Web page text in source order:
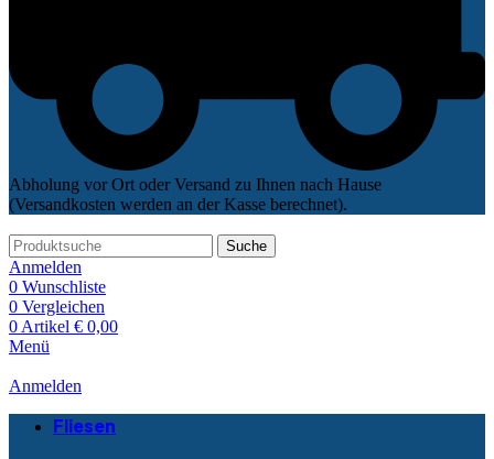
Abholung vor Ort oder Versand zu Ihnen nach Hause
(Versandkosten werden an der Kasse berechnet).
Suche
Anmelden
0 Wunschliste
0 Vergleichen
0 Artikel € 0,00
Menü
Anmelden
Fliesen